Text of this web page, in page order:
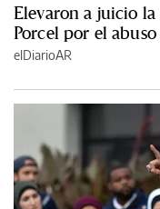
Elevaron a juicio
Porcel por el
elDiarioAR